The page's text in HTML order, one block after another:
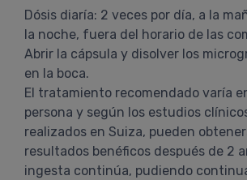
Dósis diaría: 2 veces por día, a la
la noche, fuera del horario de las
Abrir la cápsula y disolver los
en la boca.
El tratamiento recomendado varía
persona y según los estudios
realizados en Suiza, pueden
resultados benéficos después de 2
ingesta continúa, pudiendo